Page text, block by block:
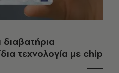
διαβατήρια
τεχνολογία με chip